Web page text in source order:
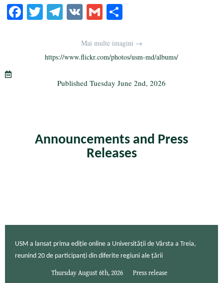
Fa T
r
Te
a
m
V G
ailre
Mai multe imagini →
https://www.flickr.com/photos/usm-md/albums/
Published Tuesday June 2nd, 2026
Announcements and Press
Releases
USM a lansat prima ediție online a Universității de Vârsta a Treia,
reunind 20 de participanți din diferite regiuni ale țării
Thursday August 6th, 2026 Press release